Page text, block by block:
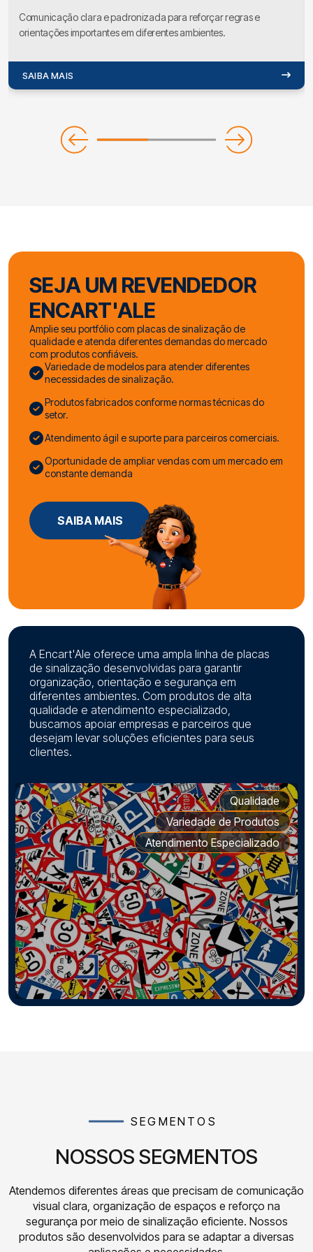
Comunicação clara e padronizada para reforçar regras e
orientações importantes em diferentes ambientes.
SAIBA MAIS
SEJA UM REVENDEDOR
ENCART'ALE
Amplie seu portfólio com placas de sinalização de
qualidade e atenda diferentes demandas do mercado
com produtos confiáveis.
Variedade de modelos para atender diferentes
necessidades de sinalização.
Produtos fabricados conforme normas técnicas do
setor.
Atendimento ágil e suporte para parceiros comerciais.
Oportunidade de ampliar vendas com um mercado em
constante demanda
SAIBA MAIS
A Encart'Ale oferece uma ampla linha de placas
de sinalização desenvolvidas para garantir
organização, orientação e segurança em
diferentes ambientes. Com produtos de alta
qualidade e atendimento especializado,
buscamos apoiar empresas e parceiros que
desejam levar soluções eficientes para seus
clientes.
Qualidade
Variedade de Produtos
Atendimento Especializado
SEGMENTOS
NOSSOS SEGMENTOS
Atendemos diferentes áreas que precisam de comunicação
visual clara, organização de espaços e reforço na
segurança por meio de sinalização eficiente. Nossos
produtos são desenvolvidos para se adaptar a diversas